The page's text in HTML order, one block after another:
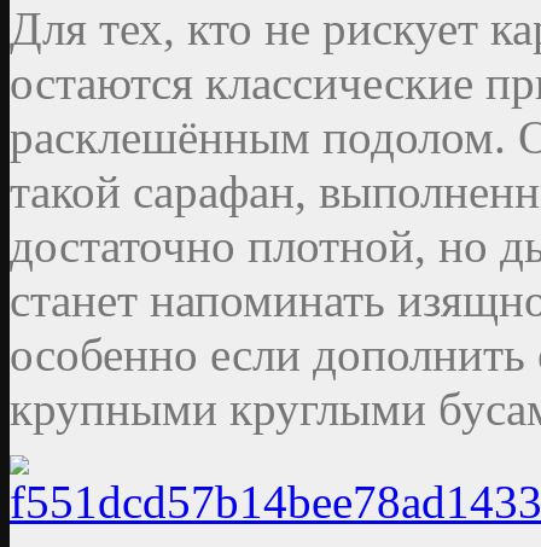
Для тех, кто не рискует
остаются классические
расклешённым подолом.
такой сарафан,
достаточно плотной, но
станет напоминать
особенно если
крупными круглыми